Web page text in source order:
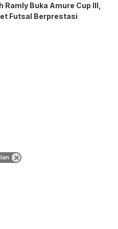
Ramly Buka Amure Cup III,
Futsal Berprestasi